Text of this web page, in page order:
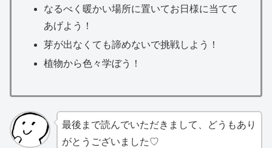
なるべく暖かい場所に置いてお日様に当てて
あげよう！
芽が出なくても諦めないで挑戦しよう！
植物から色々学ぼう！
最後まで読んでいただきまして、どうもあり
がとうございました♡